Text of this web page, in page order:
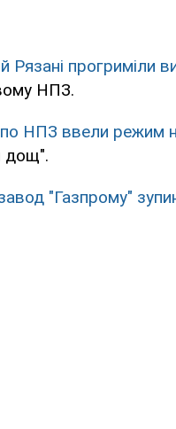
Рязані прогриміли
НПЗ.
по НПЗ ввели режим
дощ".
"Газпрому"